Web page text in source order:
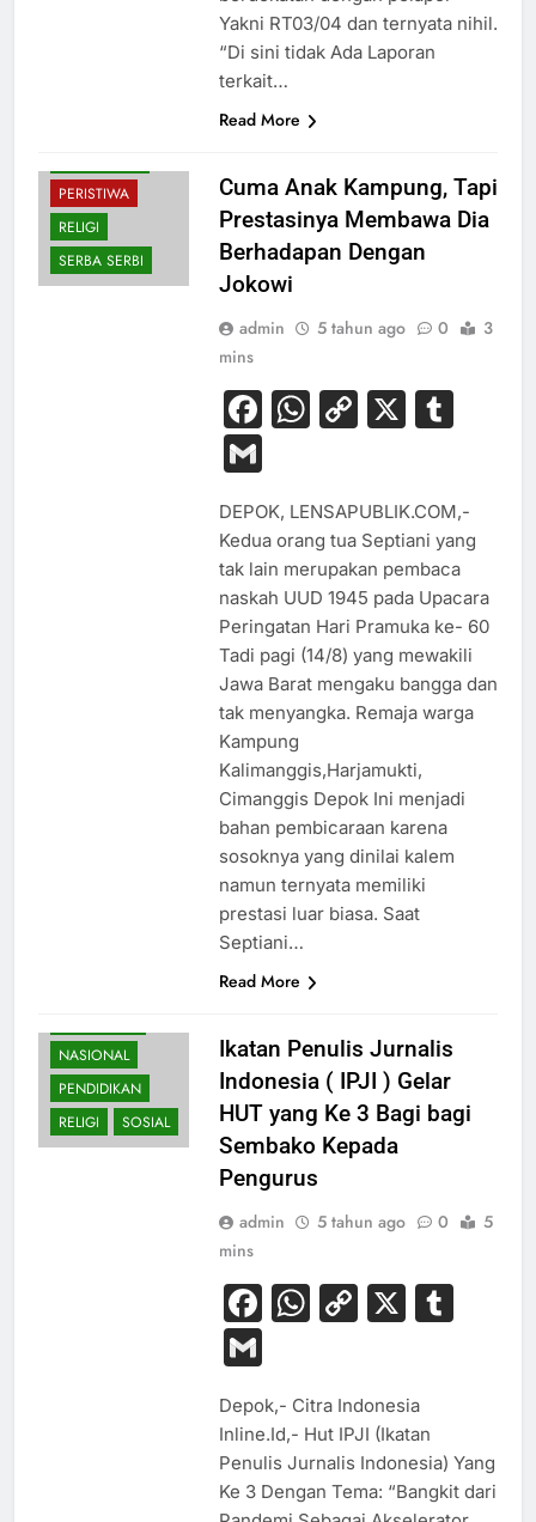
Yakni RT03/04 dan ternyata nihil.
“Di sini tidak Ada Laporan
terkait…
Read More
PERISTIWA
RELIGI
SERBA SERBI
Cuma Anak Kampung, Tapi
Prestasinya Membawa Dia
Berhadapan Dengan
Jokowi
admin 5 tahun ago 0
3
mins
Facebook
WhatsApp
Copy
X
Gmail
DEPOK, LENSAPUBLIK.COM,-
Kedua orang tua Septiani yang
tak lain merupakan pembaca
naskah UUD 1945 pada Upacara
Peringatan Hari Pramuka ke- 60
Tadi pagi (14/8) yang mewakili
Jawa Barat mengaku bangga dan
tak menyangka. Remaja warga
Kampung
Kalimanggis,Harjamukti,
Cimanggis Depok Ini menjadi
bahan pembicaraan karena
sosoknya yang dinilai kalem
namun ternyata memiliki
prestasi luar biasa. Saat
Septiani…
Read More
NASIONAL
PENDIDIKAN
RELIGI
SOSIAL
Ikatan Penulis Jurnalis
Indonesia ( IPJI ) Gelar
HUT yang Ke 3 Bagi bagi
Sembako Kepada
Pengurus
admin 5 tahun ago 0
5
mins
Facebook
WhatsApp
Copy
X
Gmail
Depok,- Citra Indonesia
Inline.Id,- Hut IPJI (Ikatan
Penulis Jurnalis Indonesia) Yang
Ke 3 Dengan Tema: “Bangkit dari